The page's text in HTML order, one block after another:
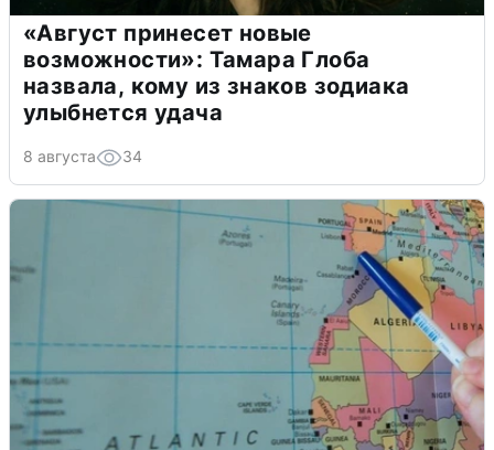
«Август принесет новые
возможности»: Тамара Глоба
назвала, кому из знаков зодиака
улыбнется удача
8 августа 34